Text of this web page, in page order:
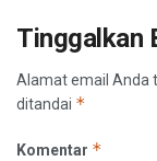
Tinggalkan
Alamat email Anda
ditandai *
Komentar *